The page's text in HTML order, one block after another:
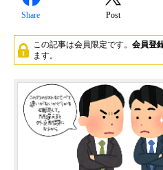
Share Post
この記事は会員限定です。 会員登
ます。